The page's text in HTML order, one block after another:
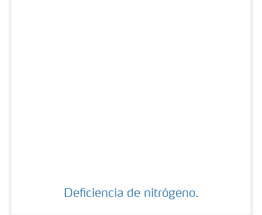
Deficiencia de nitrógeno.
Deficiencia de nitrógeno.